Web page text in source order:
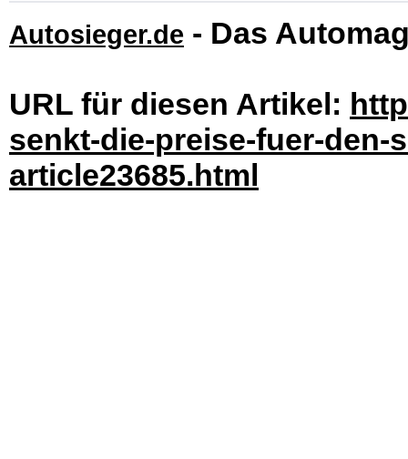
Autosieger.de - Das
URL für diesen Artikel:
senkt-die-preise-fuer-den-
article23685.html